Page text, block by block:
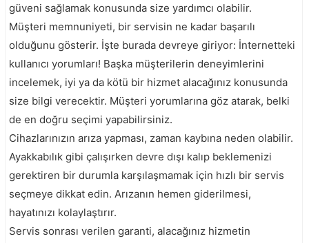
güveni sağlamak konusunda size yardımcı olabilir.
Müşteri memnuniyeti, bir servisin ne kadar başarılı
olduğunu gösterir. İşte burada devreye giriyor: İnternetteki
kullanıcı yorumları! Başka müşterilerin deneyimlerini
incelemek, iyi ya da kötü bir hizmet alacağınız konusunda
size bilgi verecektir. Müşteri yorumlarına göz atarak, belki
de en doğru seçimi yapabilirsiniz.
Cihazlarınızın arıza yapması, zaman kaybına neden olabilir.
Ayakkabılık gibi çalışırken devre dışı kalıp beklemenizi
gerektiren bir durumla karşılaşmamak için hızlı bir servis
seçmeye dikkat edin. Arızanın hemen giderilmesi,
hayatınızı kolaylaştırır.
Servis sonrası verilen garanti, alacağınız hizmetin